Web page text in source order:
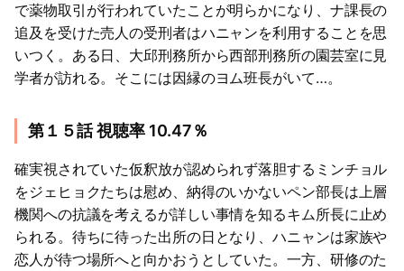
で薬物取引が行われていたことが明らかになり、ナ課長の
追及を受けた売人の受刑者はハニャンを利用することを思
いつく。ある日、大邱刑務所から西部刑務所の園芸室に見
学者が訪れる。そこには因縁のヨム班長がいて…。
第１５話 視聴率 10.47％
確実視されていた仮釈放が認められず落胆するミンチョル
をジェヒョクたちは慰め、納得のいかないペン部長は上層
機関への抗議を考えるが詳しい事情を知るキム所長に止め
られる。待ちに待った出所の日となり、ハニャンは家族や
恋人が待つ場所へと向かおうとしていた。一方、研修のた